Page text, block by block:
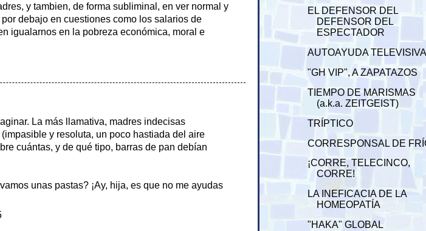
y tambien, de forma subliminal, en ver normal y
debajo en cuestiones como los salarios de
igualarnos en la pobreza económica, moral e
La más llamativa, madres indecisas
y resoluta, un poco hastiada del aire
cuántas, y de qué tipo, barras de pan debían
unas pastas? ¡Ay, hija, es que no me ayudas
EL DEFENSOR DEL
DEFENSOR DEL
ESPECTADOR
AUTOAYUDA
"GH VIP", A ZAPATAZOS
TIEMPO DE MARISMAS
(a.k.a. ZEITGEIST)
TRÍPTICO
CORRESPONSAL DE
¡CORRE, TELECINCO,
CORRE!
LA INEFICACIA DE LA
HOMEOPATÍA
"HAKA" GLOBAL